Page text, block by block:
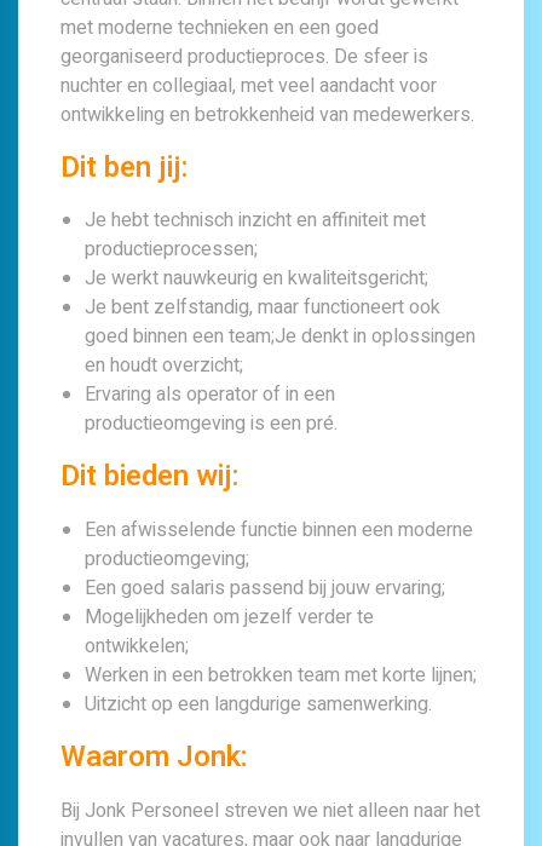
met moderne technieken en een goed
georganiseerd productieproces. De sfeer is
nuchter en collegiaal, met veel aandacht voor
ontwikkeling en betrokkenheid van medewerkers.
Dit ben jij:
Je hebt technisch inzicht en affiniteit met
productieprocessen;
Je werkt nauwkeurig en kwaliteitsgericht;
Je bent zelfstandig, maar functioneert ook
goed binnen een team;Je denkt in oplossingen
en houdt overzicht;
Ervaring als operator of in een
productieomgeving is een pré.
Dit bieden wij:
Een afwisselende functie binnen een moderne
productieomgeving;
Een goed salaris passend bij jouw ervaring;
Mogelijkheden om jezelf verder te
ontwikkelen;
Werken in een betrokken team met korte lijnen;
Uitzicht op een langdurige samenwerking.
Waarom Jonk:
Bij Jonk Personeel streven we niet alleen naar het
invullen van vacatures, maar ook naar langdurige